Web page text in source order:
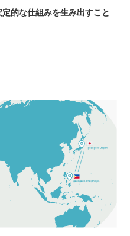
的な仕組みを生み出すこと